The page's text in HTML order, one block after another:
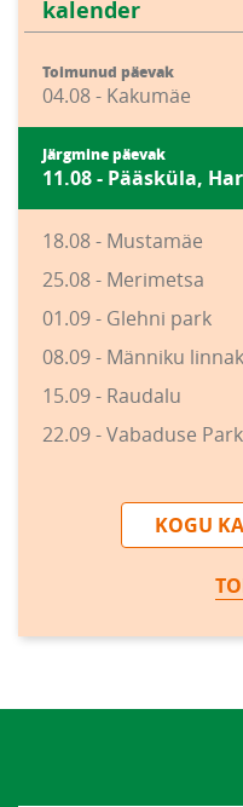
kalender
Toimunud päevak
04.08 - Kakumäe
Järgmine päevak
11.08 - Pääsküla,
18.08 - Mustamäe
25.08 - Merimetsa
01.09 - Glehni park
08.09 - Männiku linnak
15.09 - Raudalu
22.09 - Vabaduse
KOGU